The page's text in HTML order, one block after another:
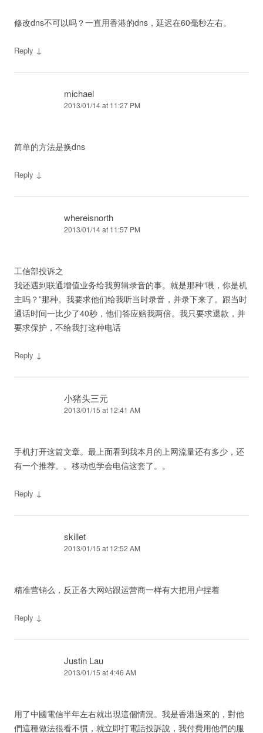
修改dns不可以吗？一直用香港的dns，延迟在60毫秒左右。
Reply ↓
michael
2013/01/14 at 11:27 PM
简单的方法是换dns
Reply ↓
whereisnorth
2013/01/14 at 11:57 PM
工信部投诉之
我还遇到联通增值业务给我剪辑录音的事。就是那种“喂，你是机
主吗？”那种。我要求他们给我听当时录音，并录下来了。跟当时
通话时间一比少了40秒，他们答应赔我两倍。我只要求退款，并
要求保护，不给我打这种电话
Reply ↓
小猪头三元
2013/01/15 at 12:41 AM
手机打开这篇文章。最上面看到我本月的上网流量还有多少，还
有一个推荐。。移动也学会电信这套了。。
Reply ↓
skillet
2013/01/15 at 12:52 AM
精准营销么，反正各大网站跟运营商一样有大把用户捏着
Reply ↓
Justin Lau
2013/01/15 at 4:46 AM
用了中國電信半年左右就出現這個情況。我是香港過來的，對他
們這種做法很看不慣，就立即打電話投訴說，我付費用他們的服